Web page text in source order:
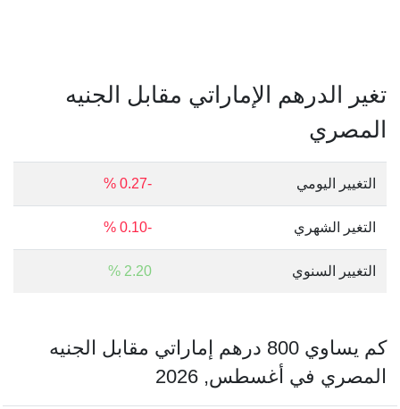
تغير الدرهم الإماراتي مقابل الجنيه
المصري
التغيير اليومي -0.27 %
التغير الشهري -0.10 %
التغيير السنوي 2.20 %
كم يساوي 800 درهم إماراتي مقابل الجنيه
المصري في أغسطس, 2026